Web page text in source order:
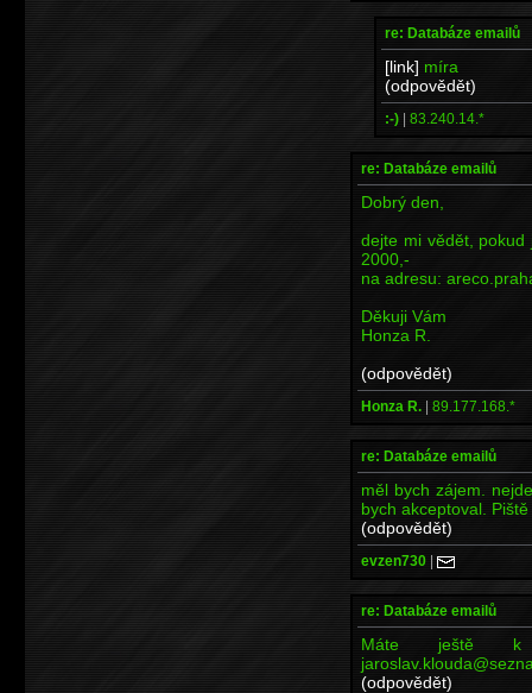
re: Databáze emailů
[link] míra
(odpovědět)
:-) | 83.240.14.*
re: Databáze emailů
Dobrý den,
dejte mi vědět,
2000,-
na adresu:
Děkuji Vám
Honza R.
(odpovědět)
Honza R. | 89.177.168.*
re: Databáze emailů
měl bych zájem.
bych akceptoval.
(odpovědět)
evzen730 |
re: Databáze emailů
Máte ještě k
(odpovědět)